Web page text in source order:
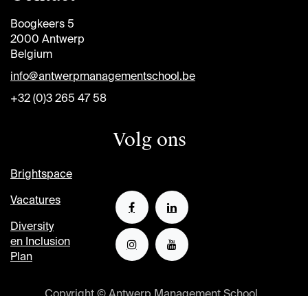
Boogkeers 5
2000 Antwerp
Belgium
info@antwerpmanagementschool.be
+32 (0)3 265 47 58
Brightspace
Vacatures
Diversity
en Inclusion
Plan
Volg ons